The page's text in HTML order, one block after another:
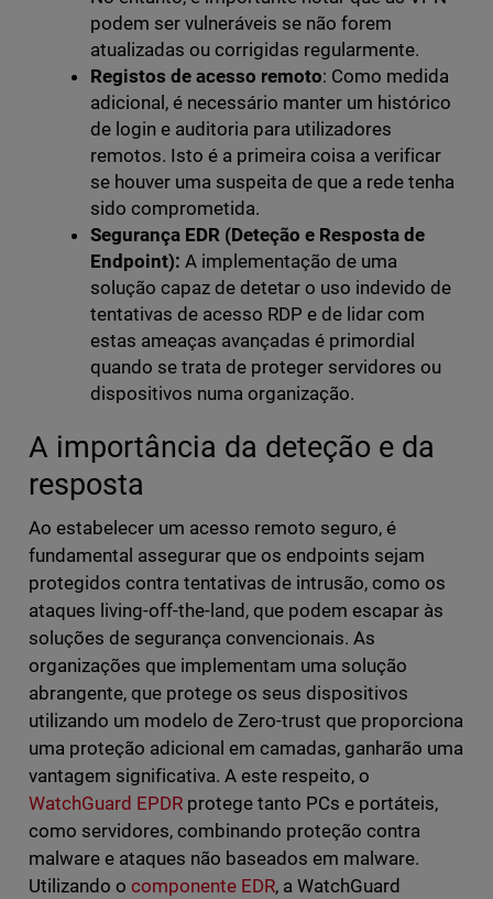
podem ser vulneráveis se não forem
atualizadas ou corrigidas regularmente.
Registos de acesso remoto: Como medida
adicional, é necessário manter um histórico
de login e auditoria para utilizadores
remotos. Isto é a primeira coisa a verificar
se houver uma suspeita de que a rede tenha
sido comprometida.
Segurança EDR (Deteção e Resposta de
Endpoint): A implementação de uma
solução capaz de detetar o uso indevido de
tentativas de acesso RDP e de lidar com
estas ameaças avançadas é primordial
quando se trata de proteger servidores ou
dispositivos numa organização.
A importância da deteção e da
resposta
Ao estabelecer um acesso remoto seguro, é
fundamental assegurar que os endpoints sejam
protegidos contra tentativas de intrusão, como os
ataques living-off-the-land, que podem escapar às
soluções de segurança convencionais. As
organizações que implementam uma solução
abrangente, que protege os seus dispositivos
utilizando um modelo de Zero-trust que proporciona
uma proteção adicional em camadas, ganharão uma
vantagem significativa. A este respeito, o
WatchGuard EPDRprotege tanto PCs e portáteis,
como servidores, combinando proteção contra
malware e ataques não baseados em malware.
Utilizando o componente EDR, a WatchGuard